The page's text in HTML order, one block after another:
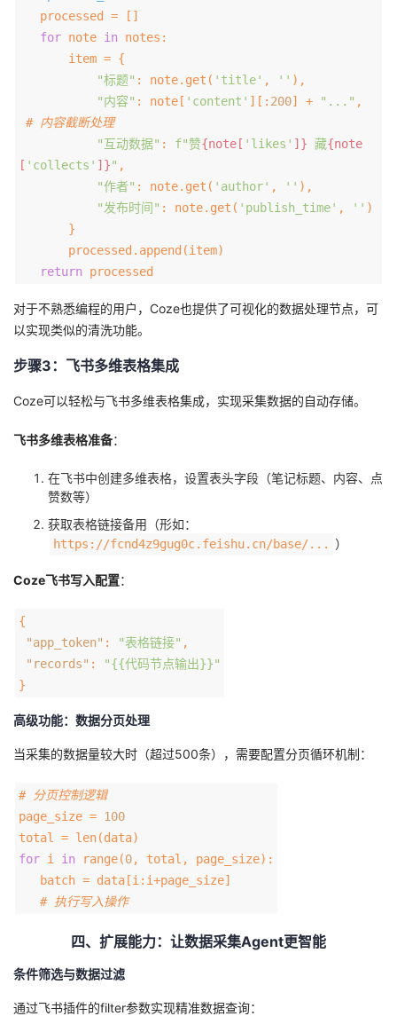
processed = []
for note in notes:
item = {
"标题" : note.get( 'title' , '' ),
"内容" : note[ 'content' ][: 200] + "..." ,
# 内容截断处理
"互动数据" : f"赞{note[ 'likes' ]} 藏{note
[ 'collects' ]}" ,
"作者" : note.get( 'author' , '' ),
"发布时间" : note.get( 'publish_time' , '' )
}
processed.append(item)
return processed
对于不熟悉编程的用户，Coze也提供了可视化的数据处理节点，可
以实现类似的清洗功能。
步骤3：飞书多维表格集成
Coze可以轻松与飞书多维表格集成，实现采集数据的自动存储。
飞书多维表格准备：
在飞书中创建多维表格，设置表头字段（笔记标题、内容、点
赞数等）
获取表格链接备用（形如：
https://fcnd4z9gug0c.feishu.cn/base/... ）
Coze飞书写入配置：
{
"app_token" : "表格链接" ,
"records" :
"{{代码节点输出}}"
}
高级功能：数据分页处理
当采集的数据量较大时（超过500条），需要配置分页循环机制：
# 分页控制逻辑
page_size = 100
total = len(data)
for i in range(0, total, page_size):
batch = data[i:i+page_size]
# 执行写入操作
四、扩展能力：让数据采集Agent更智能
条件筛选与数据过滤
通过飞书插件的filter参数实现精准数据查询：